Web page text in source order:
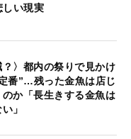
しい現実
？〉都内の祭りで見かけ
番”…残った金魚は店じ
か「長生きする金魚は
」